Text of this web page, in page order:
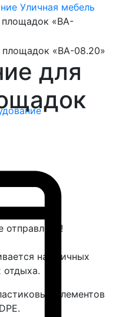
Уличная мебель
«BA-
для
отправлено!
на уличных
отдыха.
элементов